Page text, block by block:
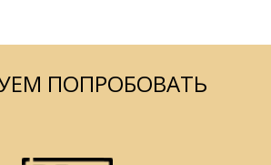
ПОПРОБОВАТЬ